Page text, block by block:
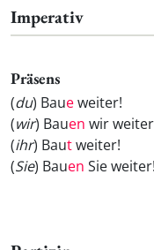
Imperativ
Präsens
(du) Baueweiter!
(wir) Bauen wir
(ihr) Bautweiter!
(Sie) Bauen Sie weiter!